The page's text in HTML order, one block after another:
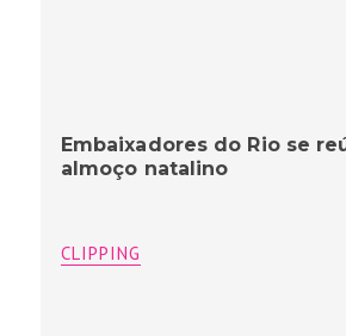
Embaixadores do Rio se
almoço natalino
CLIPPING